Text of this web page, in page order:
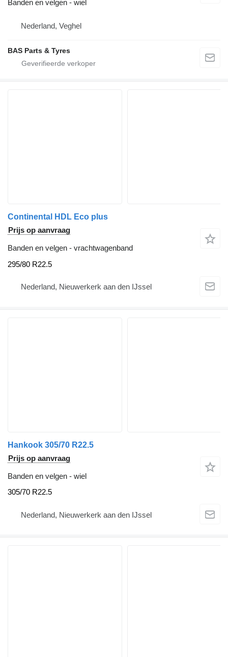
Banden en velgen - wiel
Nederland, Veghel
BAS Parts & Tyres
Continental HDL Eco plus
Prijs op aanvraag
Banden en velgen - vrachtwagenband
295/80 R22.5
Nederland, Nieuwerkerk aan den IJssel
Hankook 305/70 R22.5
Prijs op aanvraag
Banden en velgen - wiel
305/70 R22.5
Nederland, Nieuwerkerk aan den IJssel